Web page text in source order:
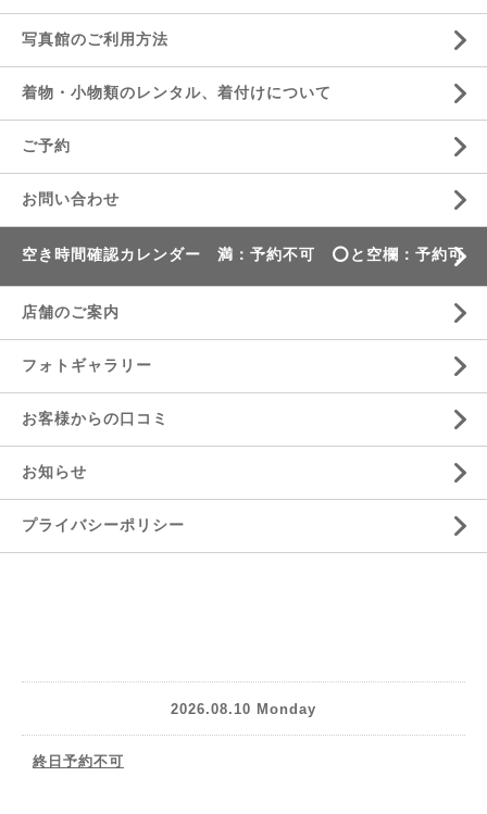
写真館のご利用方法
着物・小物類のレンタル、着付けについて
ご予約
お問い合わせ
空き時間確認カレンダー 満：予約不可 ⭕️と空欄：予約可
店舗のご案内
フォトギャラリー
お客様からの口コミ
お知らせ
プライバシーポリシー
2026.08.10 Monday
終日予約不可